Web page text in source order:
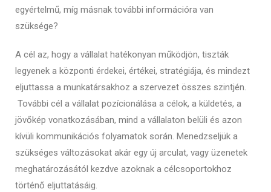
egyértelmű, míg másnak további információra van
szüksége?
A cél az, hogy a vállalat hatékonyan működjön, tiszták
legyenek a központi érdekei, értékei, stratégiája, és mindezt
eljuttassa a munkatársakhoz a szervezet összes szintjén.
További cél a vállalat pozícionálása a célok, a küldetés, a
jövőkép vonatkozásában, mind a vállalaton belüli és azon
kívüli kommunikációs folyamatok során. Menedzseljük a
szükséges változásokat akár egy új arculat, vagy üzenetek
meghatározásától kezdve azoknak a célcsoportokhoz
történő eljuttatásáig.